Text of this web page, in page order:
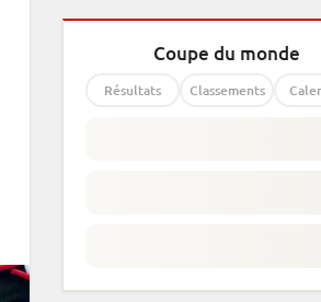
Coupe du monde
Résultats Classements